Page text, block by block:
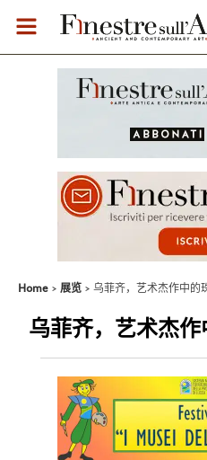
Home 展览 乌菲齐，艺术杰作中的
乌菲齐，艺术杰